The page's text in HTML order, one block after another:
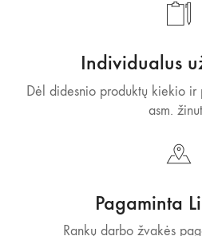
Individualus
Dėl didesnio produktų kiekio ir
asm.
Pagaminta
Rankų darbo žvakės